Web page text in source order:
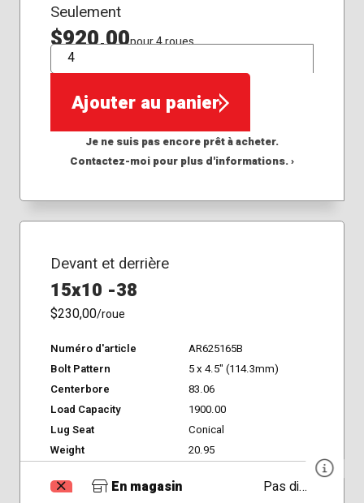
Seulement
$920,00pour 4 roues
QTÉ
Ajouter au panier
Je ne suis pas encore prêt à acheter.
Contactez-moi pour plus d'informations. ›
Devant et derrière
15x10 -38
$230,00/roue
Numéro d'article
AR625165B
Bolt Pattern
5 x 4.5" (114.3mm)
Centerbore
83.06
Load Capacity
1900.00
Lug Seat
Conical
Weight
20.95
En magasin
Pas disponible